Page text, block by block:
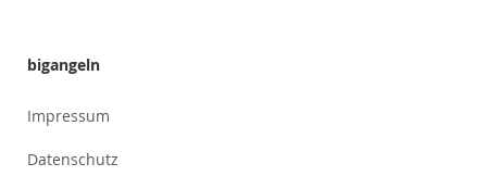
bigangeln
Impressum
Datenschutz